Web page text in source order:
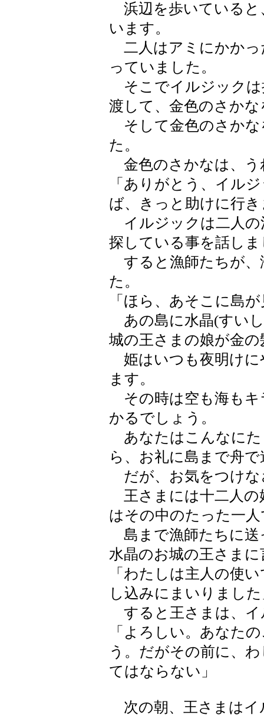
浜辺を歩いていると
います。
二人はアミにかかっ
っていました。
そこでイルジックは
渡して、金色のさか
そして金色のさかな
た。
金色のさかなは、う
「ありがとう、イル
ば、きっと助けに行
イルジックは二人の
探している事を話し
すると漁師たちが、
た。
「ほら、あそこに島
あの島に水晶(すい
城の王さまの娘が金
姫はいつも夜明けに
ます。
その時は空も海もキ
かるでしょう。
あなたはこんなにた
ら、お礼に島まで舟
だが、お気をつけな
王さまには十二人の
はその中のたった一
島まで漁師たちに送
水晶のお城の王さま
「わたしは主人の使
し込みにまいりまし
すると王さまは、イ
「よろしい。あなた
う。だがその前に、
てはならない」
次の朝、王さまはイ